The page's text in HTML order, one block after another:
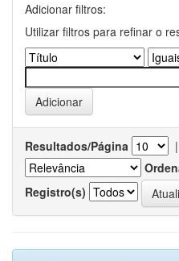
Adicionar filtros:
Utilizar filtros para refinar o
Resultados/Página |
Registro(s)